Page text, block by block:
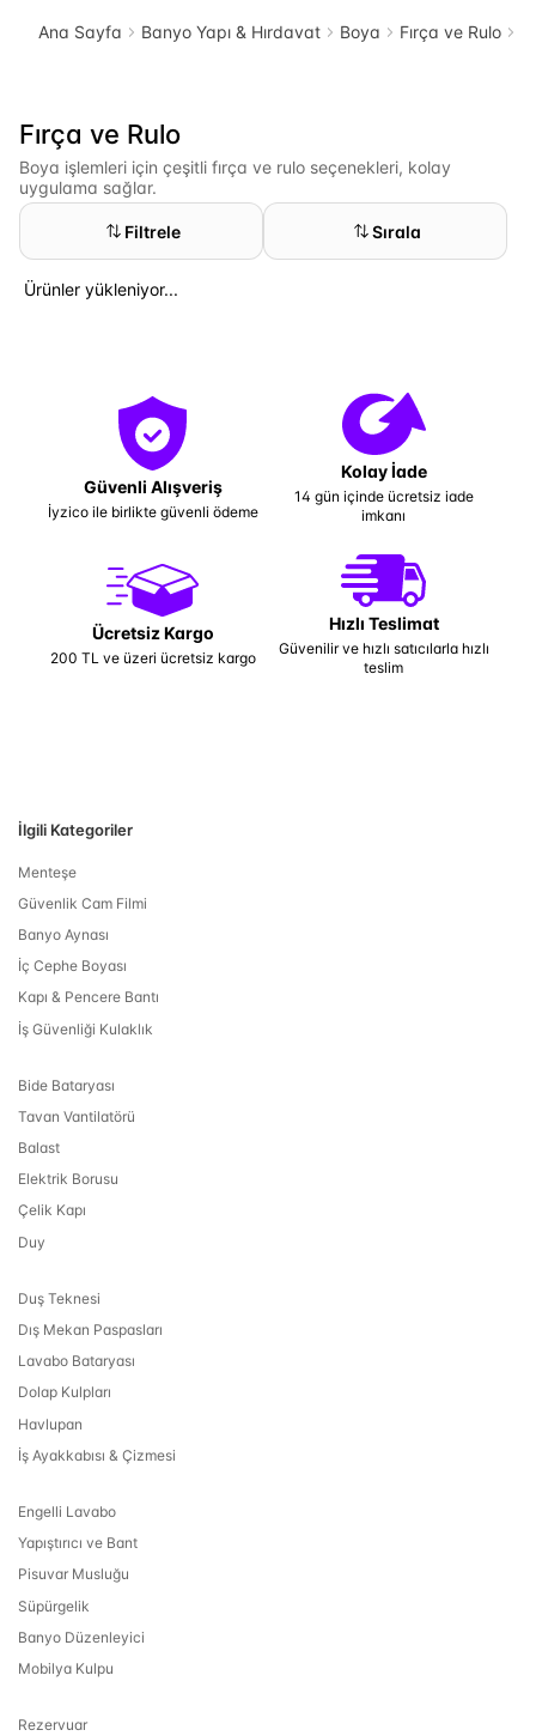
Ana Sayfa Banyo Yapı & Hırdavat Boya Fırça ve Rulo
Fırça ve Rulo
Boya işlemleri için çeşitli fırça ve rulo seçenekleri, kolay
uygulama sağlar.
Filtrele Sırala
Ürünler yükleniyor...
Güvenli Alışveriş
İyzico ile birlikte güvenli ödeme
Kolay İade
14 gün içinde ücretsiz iade
imkanı
Ücretsiz Kargo
200 TL ve üzeri ücretsiz kargo
Hızlı Teslimat
Güvenilir ve hızlı satıcılarla hızlı
teslim
İlgili Kategoriler
Menteşe
Güvenlik Cam Filmi
Banyo Aynası
İç Cephe Boyası
Kapı & Pencere Bantı
İş Güvenliği Kulaklık
Bide Bataryası
Tavan Vantilatörü
Balast
Elektrik Borusu
Çelik Kapı
Duy
Duş Teknesi
Dış Mekan Paspasları
Lavabo Bataryası
Dolap Kulpları
Havlupan
İş Ayakkabısı & Çizmesi
Engelli Lavabo
Yapıştırıcı ve Bant
Pisuvar Musluğu
Süpürgelik
Banyo Düzenleyici
Mobilya Kulpu
Rezervuar